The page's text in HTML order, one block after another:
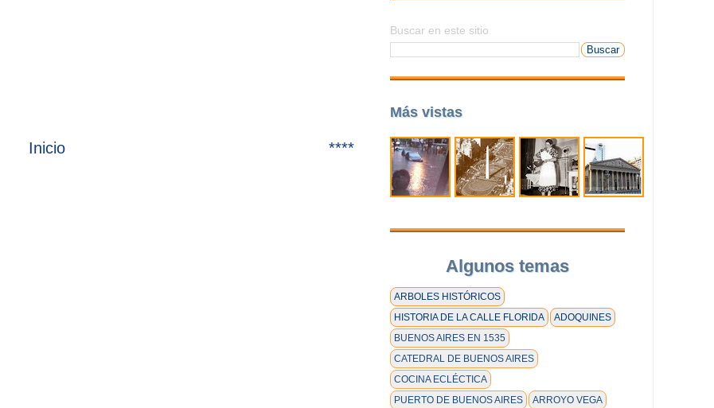
****
Inicio
Buscar en este sitio
Más vistas
Algunos temas
ARBOLES HISTÓRICOS
HISTORIA DE LA CALLE FLORIDA
ADOQUINES
BUENOS AIRES EN 1535
CATEDRAL DE BUENOS AIRES
COCINA ECLÉCTICA
PUERTO DE BUENOS AIRES
ARROYO VEGA